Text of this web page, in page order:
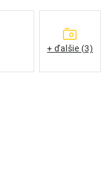
+ ďalšie (3)